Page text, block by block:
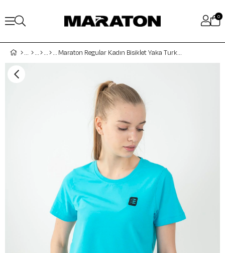
0
Maraton Regular Kadın Bisiklet Yaka Turkuaz T-shirt